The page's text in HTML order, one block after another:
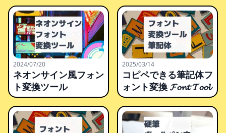
2024/07/20
ネオンサイン風フォン
ト変換ツール
2025/03/14
コピペできる筆記体フ
ォント変換 𝓕𝓸𝓷𝓽 𝓣𝓸𝓸𝓵